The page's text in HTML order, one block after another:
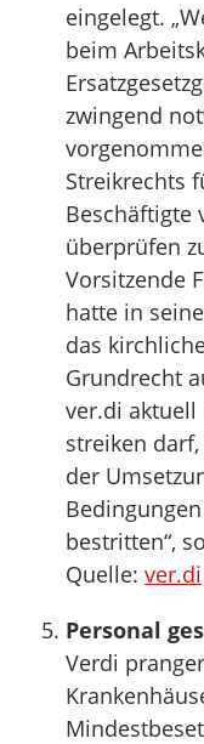
eingelegt.
beim
zwingend
Streikrechts
Beschäftigte
überprüfen
Vorsitzende
hatte in
das
Grundrecht
ver.di
streiken
der
bestritten“,
Quelle: ver.di
Personal
Verdi